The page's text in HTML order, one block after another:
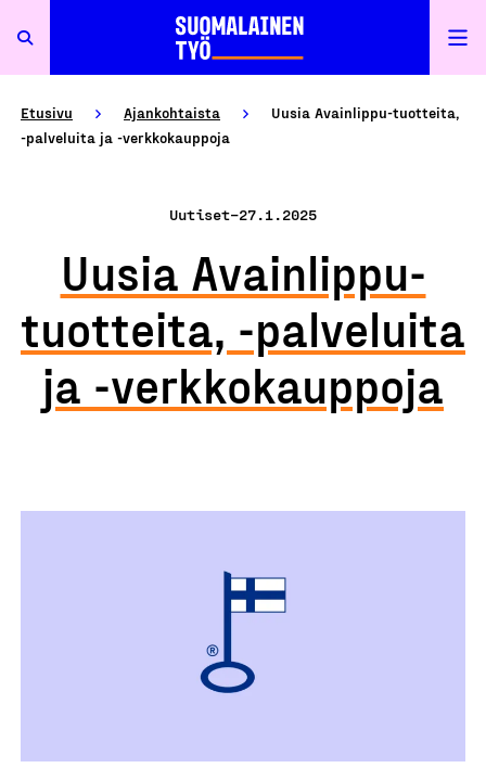
Etusivu Ajankohtaista
Uusia Avainlippu-tuotteita,
-palveluita ja -verkkokauppoja
Uutiset–27.1.2025
Uusia Avainlippu-
tuotteita, -palveluita
ja -verkkokauppoja